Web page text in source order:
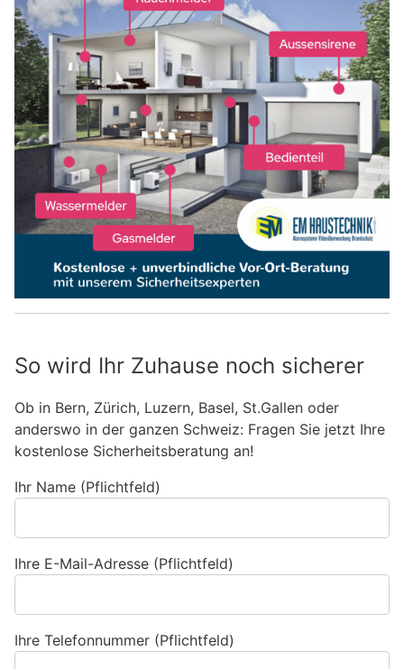
So wird Ihr Zuhause noch sicherer
Ob in Bern, Zürich, Luzern, Basel, St.Gallen oder
anderswo in der ganzen Schweiz: Fragen Sie jetzt Ihre
kostenlose Sicherheitsberatung an!
Ihr Name (Pflichtfeld)
Ihre E-Mail-Adresse (Pflichtfeld)
Ihre Telefonnummer (Pflichtfeld)